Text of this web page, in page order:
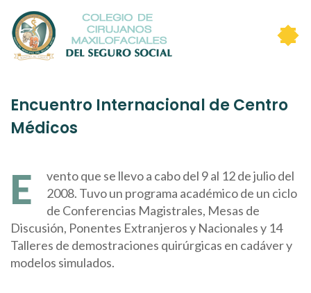
Encuentro Internacional de Centro
Médicos
E
vento que se llevo a cabo del 9 al 12 de julio del
2008. Tuvo un programa académico de un ciclo
de Conferencias Magistrales, Mesas de
Discusión, Ponentes Extranjeros y Nacionales y 14
Talleres de demostraciones quirúrgicas en cadáver y
modelos simulados.